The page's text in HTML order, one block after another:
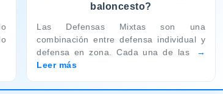
baloncesto?
Las Defensas Mixtas son una
combinación entre defensa individual y
defensa en zona. Cada una de las
Leer más